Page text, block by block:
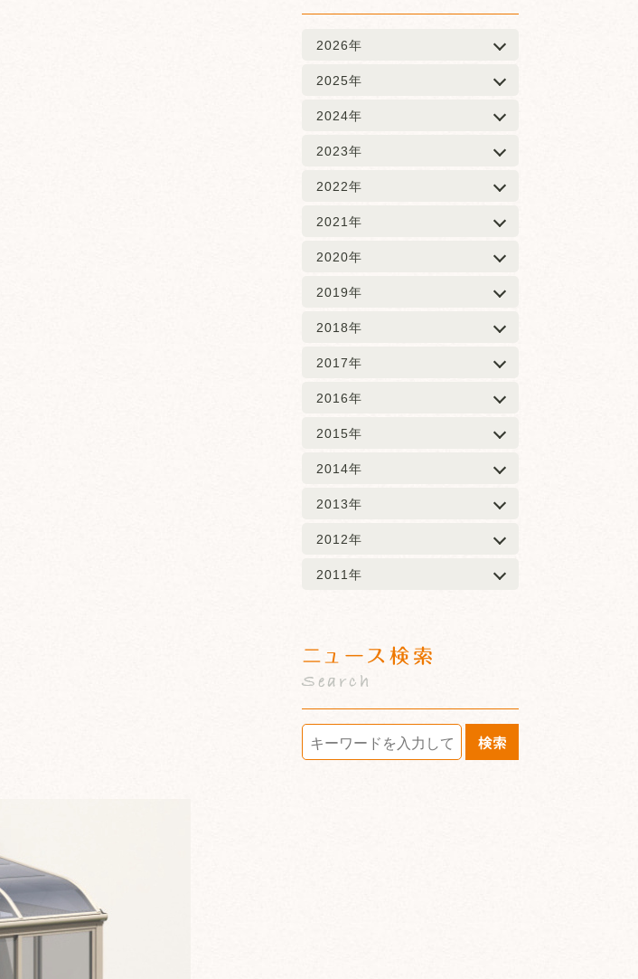
2026年
2025年
2024年
2023年
2022年
2021年
2020年
2019年
2018年
2017年
2016年
2015年
2014年
2013年
2012年
2011年
ニュース検索
Search
検索